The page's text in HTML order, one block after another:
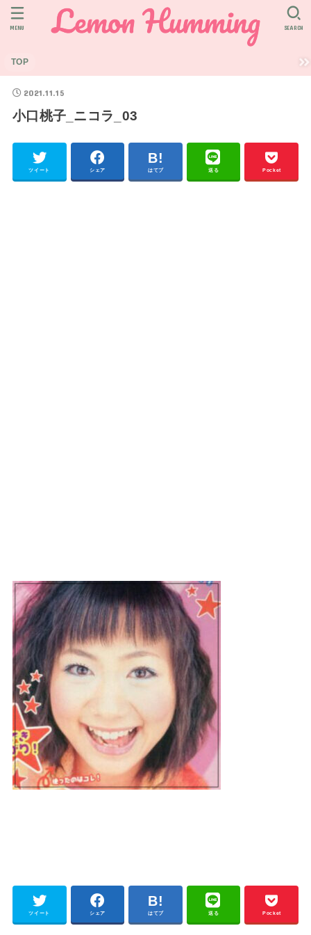
TOP
SEARCH
MENU
2021.11.15
小口桃子_ニコラ_03
ツイート シェア はてブ 送る Pocket
ツイート シェア はてブ 送る Pocket